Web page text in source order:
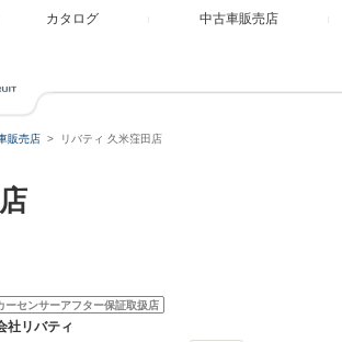
カタログ 中古車販売店
販売店 リバティ 久米窪田店
ーセンサーアフター保証取扱店
社リバティ